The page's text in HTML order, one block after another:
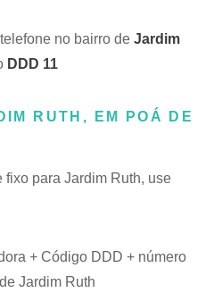
no bairro de Jardim
DDD 11
RUTH, EM POÁ DE
fixo para Jardim Ruth, use
+ Código DDD + número
Jardim Ruth